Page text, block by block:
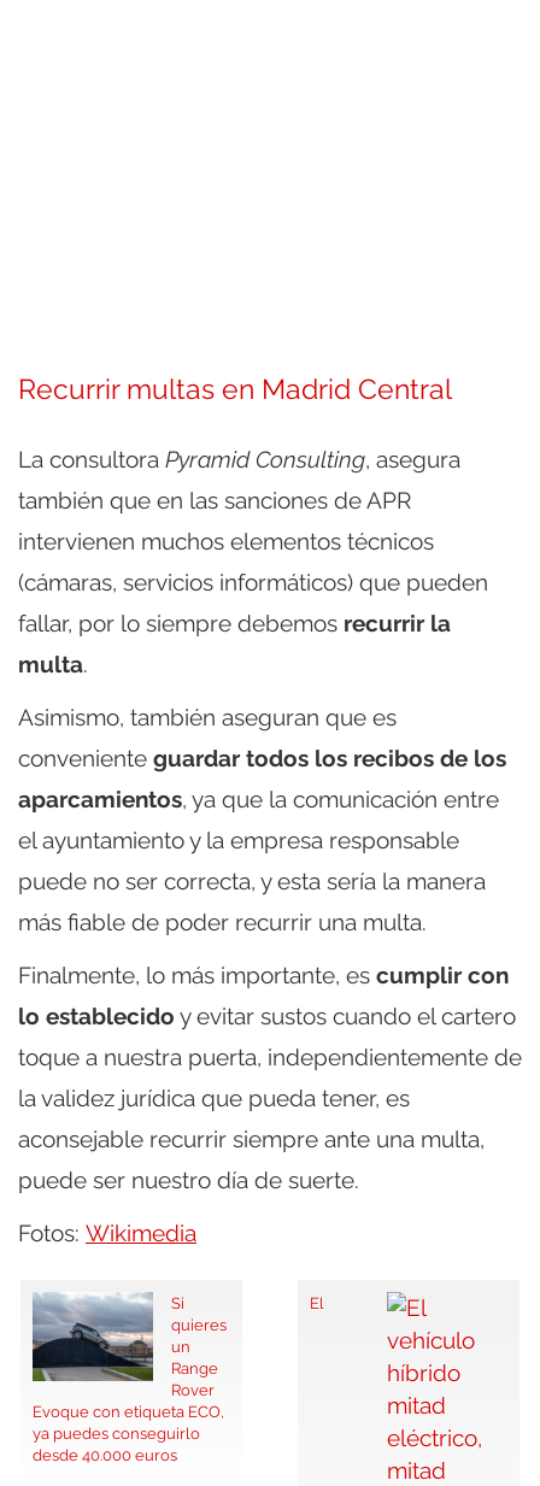
Recurrir multas en Madrid Central
La consultora Pyramid Consulting, asegura
también que en las sanciones de APR
intervienen muchos elementos técnicos
(cámaras, servicios informáticos) que pueden
fallar, por lo siempre debemos recurrir la
multa.
Asimismo, también aseguran que es
conveniente guardar todos los recibos de los
aparcamientos, ya que la comunicación entre
el ayuntamiento y la empresa responsable
puede no ser correcta, y esta sería la manera
más fiable de poder recurrir una multa.
Finalmente, lo más importante, es cumplir con
lo establecido y evitar sustos cuando el cartero
toque a nuestra puerta, independientemente de
la validez jurídica que pueda tener, es
aconsejable recurrir siempre ante una multa,
puede ser nuestro día de suerte.
Fotos: Wikimedia
Si
quieres
un
Range
Rover
Evoque con etiqueta ECO,
ya puedes conseguirlo
desde 40.000 euros
El